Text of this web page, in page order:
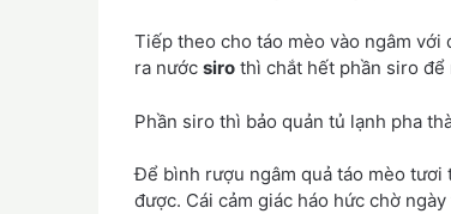
Tiếp theo cho táo mèo vào ngâm
ra nước siro thì chắt hết phần siro
Phần siro thì bảo quản tủ lạnh pha
Để bình rượu ngâm quả táo mèo
được. Cái cảm giác háo hức chờ